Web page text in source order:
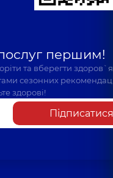
першим!
та вберегти
сезонних
здорові!
Підписатися